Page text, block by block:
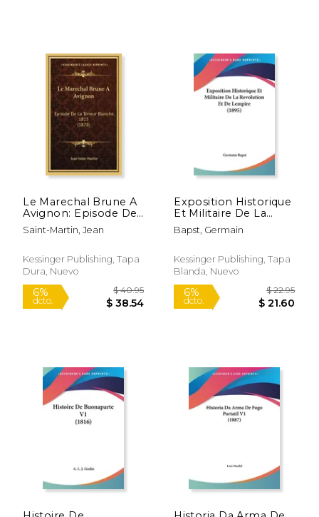
6%
dcto.
6%
dcto.
Le Marechal Brune A
Avignon: Episode De
La Terreur Blanche,
1815 (1878) (en
Saint-Martin, Jean
Kessinger Publishing, Tapa
Dura, Nuevo
Exposition Historique
Et Militaire De La
Revolution Et De
Lempire (1895) (en
Bapst, Germain
Kessinger Publishing, Tapa
Blanda, Nuevo